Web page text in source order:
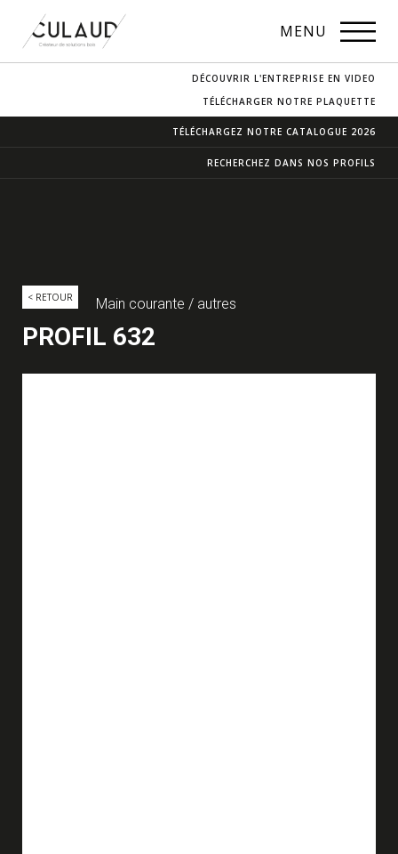
MENU
CONTACT & ACCÈS
DÉCOUVRIR L'ENTREPRISE EN VIDEO
TÉLÉCHARGER NOTRE PLAQUETTE
TÉLÉCHARGEZ NOTRE CATALOGUE 2026
RECHERCHEZ DANS NOS PROFILS
< RETOUR Main courante / autres
PROFIL 632